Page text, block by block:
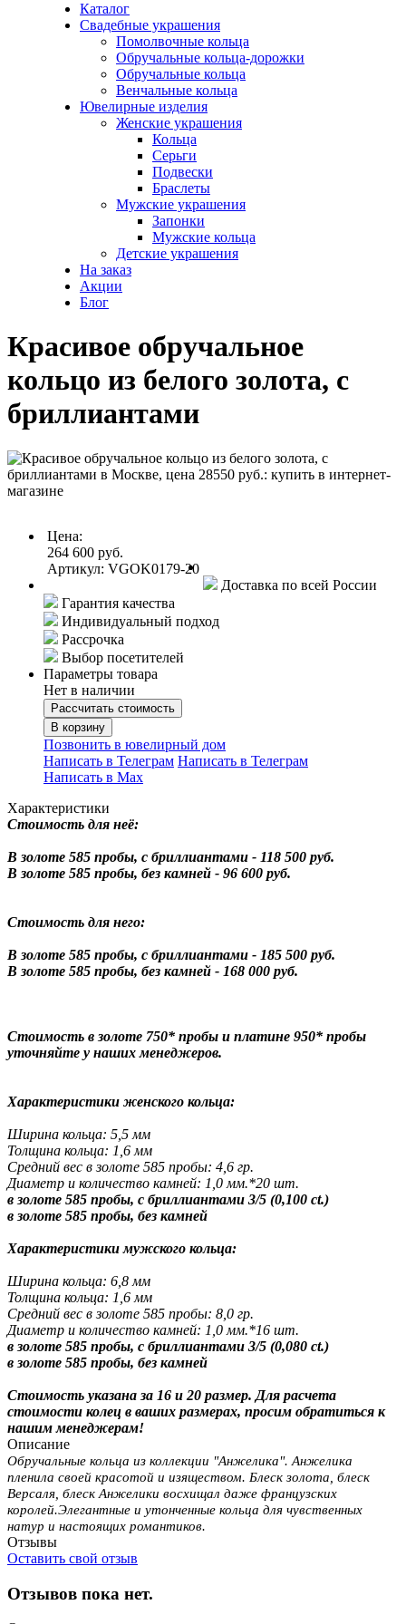
Каталог
Свадебные украшения
Помолвочные кольца
Обручальные кольца-дорожки
Обручальные кольца
Венчальные кольца
Ювелирные изделия
Женские украшения
Кольца
Серьги
Подвески
Браслеты
Мужские украшения
Запонки
Мужские кольца
Детские украшения
На заказ
Акции
Блог
Красивое обручальное
кольцо из белого золота, с
бриллиантами
Цена:
264 600 руб.
Артикул: VGOK0179-20
Доставка по всей России
Гарантия качества
Индивидуальный подход
Рассрочка
Выбор посетителей
Параметры товара
Нет в наличии
Рассчитать стоимость
В корзину
Позвонить в ювелирный дом
Написать в Телеграм Написать в Телеграм
Написать в Мах
Характеристики
Стоимость для неё:
В золоте 585 пробы, с бриллиантами - 118 500 руб.
В золоте 585 пробы, без камней - 96 600 руб.
Стоимость для него:
В золоте 585 пробы, с бриллиантами - 185 500 руб.
В золоте 585 пробы, без камней - 168 000 руб.
Стоимость в золоте 750* пробы и платине 950* пробы
уточняйте у наших менеджеров.
Характеристики женского кольца:
Ширина кольца: 5,5 мм
Толщина кольца: 1,6 мм
Средний вес в золоте 585 пробы: 4,6 гр.
Диаметр и количество камней: 1,0 мм.*20 шт.
в золоте 585 пробы, с бриллиантами 3/5 (0,100 ct.)
в золоте 585 пробы, без камней
Характеристики мужского кольца:
Ширина кольца: 6,8 мм
Толщина кольца: 1,6 мм
Средний вес в золоте 585 пробы: 8,0 гр.
Диаметр и количество камней: 1,0 мм.*16 шт.
в золоте 585 пробы, с бриллиантами 3/5 (0,080 ct.)
в золоте 585 пробы, без камней
Стоимость указана за 16 и 20 размер. Для расчета
стоимости колец в ваших размерах, просим обратиться к
нашим менеджерам!
Описание
Обручальные кольца из коллекции "Анжелика". Анжелика
пленила своей красотой и изяществом. Блеск золота, блеск
Версаля, блеск Анжелики восхищал даже французских
королей.Элегантные и утонченные кольца для чувственных
натур и настоящих романтиков.
Отзывы
Оставить свой отзыв
Отзывов пока нет.